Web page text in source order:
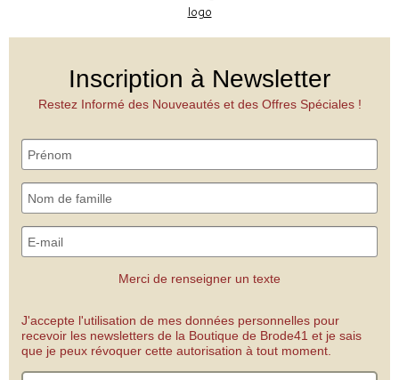
Inscription à Newsletter
Restez Informé des Nouveautés et des Offres Spéciales !
Merci de renseigner un texte
J'accepte l'utilisation de mes données personnelles pour
recevoir les newsletters de la Boutique de Brode41 et je sais
que je peux révoquer cette autorisation à tout moment.